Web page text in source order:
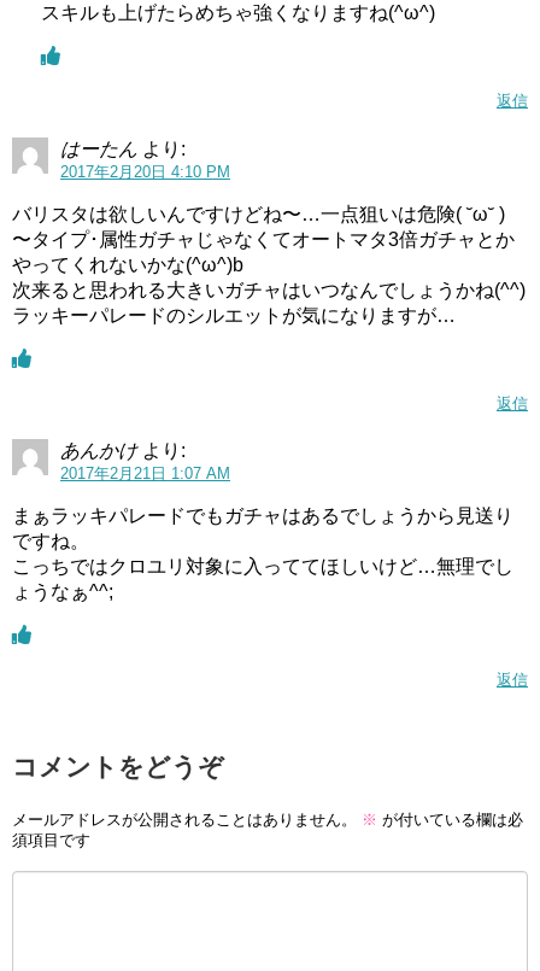
スキルも上げたらめちゃ強くなりますね(^ω^)
返信
はーたん より:
2017年2月20日 4:10 PM
バリスタは欲しいんですけどね〜…一点狙いは危険( ˘ω˘ )
〜タイプ･属性ガチャじゃなくてオートマタ3倍ガチャとか
やってくれないかな(^ω^)b
次来ると思われる大きいガチャはいつなんでしょうかね(^^)
ラッキーパレードのシルエットが気になりますが…
返信
あんかけ より:
2017年2月21日 1:07 AM
まぁラッキパレードでもガチャはあるでしょうから見送り
ですね。
こっちではクロユリ対象に入っててほしいけど…無理でし
ょうなぁ^^;
返信
コメントをどうぞ
メールアドレスが公開されることはありません。 ※ が付いている欄は必
須項目です